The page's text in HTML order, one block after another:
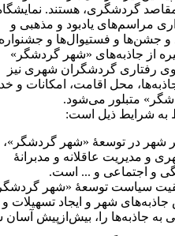
مقاصد گردشگری، هستند.
مراسم‌های یادبود و مذهبی و
و جشن‌ها و فستیوال‌ها و
از جاذبه‌های «شهر گردشگر»
رفتاری گردشگران شهری نیز
محل اقامت، امکانات و
متبلور می‌شود.
به شرایط ذیل است:
در توسعۀ «شهر گردشگر»،
مدیریت عاقلانه و مدبرانۀ
و اجتماعی و ... است.
سیاست توسعۀ «شهر
شهر و ایجاد تسهیلات و
به جاذبه‌ها را، بیش‌از‌پیش آسان